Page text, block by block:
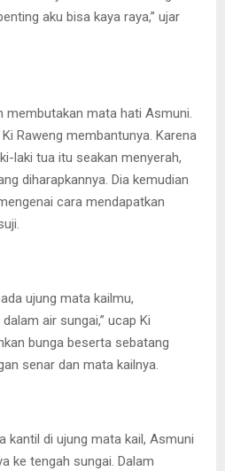
aku bisa kaya raya,” ujar
membutakan mata hati Asmuni.
Raweng membantunya. Karena
laki tua itu seakan menyerah,
diharapkannya. Dia kemudian
cara mendapatkan
ujung mata kailmu,
air sungai,” ucap Ki
bunga beserta sebatang
senar dan mata kailnya.
kantil di ujung mata kail, Asmuni
ke tengah sungai. Dalam